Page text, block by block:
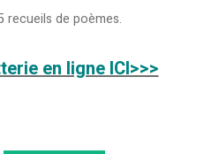
recueils de poèmes.
en ligne ICI>>>